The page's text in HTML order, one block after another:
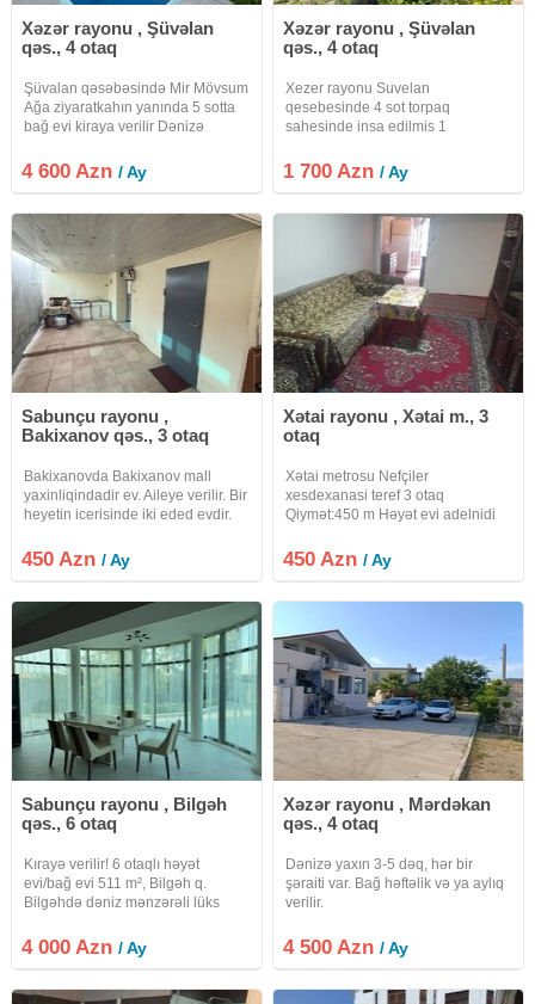
Xəzər rayonu , Şüvəlan
qəs., 4 otaq
Şüvalan qəsəbəsində Mir Mövsum
Ağa ziyaratkahın yanında 5 sotta
bağ evi kiraya verilir Dənizə
məsafəsi isə 10 dəqiqadır. Bütün
şəraiti: mətbəx, 2 hamam otağı,
4 600 Azn/ Ay
Xəzər rayonu , Şüvəlan
qəs., 4 otaq
Xezer rayonu Suvelan
qesebesinde 4 sot torpaq
sahesinde insa edilmis 1
verilir.Umumi sahesi 90 kvm olan
bu villanin 4 otagi var. 1 zali , 3
, hollu movcuddur
1 700 Azn/ Ay
Sabunçu rayonu ,
Bakixanov qəs., 3 otaq
Bakixanovda Bakixanov mall
yaxinliqindadir ev. Aileye verilir. Bir
heyetin icerisinde iki eded evdir.
evin ise her seyi ayridir. 2 yataq
otaqi, 1 zal, metbex Hamam ,
450 Azn/ Ay
Xətai rayonu , Xətai m., 3
otaq
Xətai metrosu Nefçiler
xesdexanasi teref 3 otaq
Qiymət:450 m Həyət evi adelnidi
yoxdu N 4321 Paylasimlarimi tez
və vaxtında görmək üçün Watsapa
450 Azn/ Ay
Sabunçu rayonu , Bilgəh
qəs., 6 otaq
Kırayə verilir! 6 otaqlı həyət
evi/bağ evi 511 m², Bilgəh q.
Bilgəhdə dəniz mənzərəli lüks
qəsəbəsində, dəniz sahilinə yaxın
möhtəşəm məkanda yerləşən, tam
4 000 Azn/ Ay
Xəzər rayonu , Mərdəkan
qəs., 4 otaq
Dənizə yaxın 3-5 dəq, hər bir
şəraiti var. Bağ həftəlik və ya aylıq
verilir.
4 500 Azn/ Ay